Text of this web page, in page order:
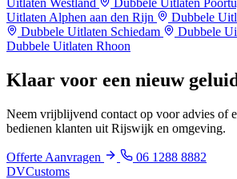
Uitlaten Alphen aan den Rijn
Dubbele
Dubbele Uitlaten Schiedam
Dubbele
Dubbele Uitlaten Rhoon
Klaar voor een nieuw
Neem vrijblijvend contact op voor advies of
bedienen klanten uit Rijswijk en omgeving.
Offerte Aanvragen
06 1288 8882
DVCustoms